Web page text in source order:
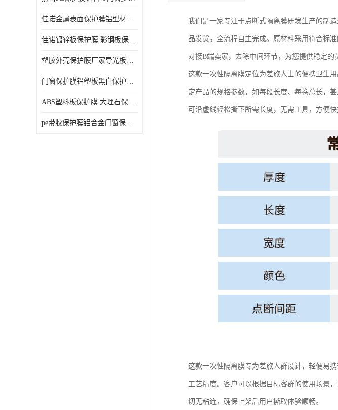
佳诺金属表面保护膜铝型材保护膜不留残胶铝合金窗框保护胶带
佳诺镀锌板保护膜 彩钢板保护pe保护膜
塑胶外壳保护膜厂家导光板保护膜 铝单板保护膜胶带易撕不留胶
门窗保护膜铝塑板黑白保护膜外墙保温板保护膜
ABS塑料板保护膜 大理石保护膜 缠鱼竿保护膜
pe带胶保护膜铝合金门窗保护不锈钢板保护膜大理石建筑材料保护
我们是一家专注于点断式隔离膜研发生产的制
品发货，全流程自主完成。原材料采用符合标
对接B端卖家，去除中间环节，为您提供稳定的
这款一次性隔离膜定位为差旅人士的便携卫生
定产品的规格参数，如每段长度、每卷总长，
可沿虚线轻松撕下所需长度，无需工具，方便快
这款一次性隔离膜专为差旅人群设计，轻便易
工艺精度。客户可以根据目标客群的使用场景
切无粘连，确保上架后用户撕取体验顺畅。